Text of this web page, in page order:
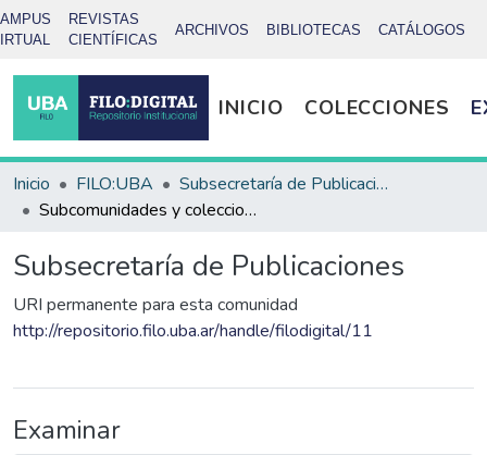
REVISTAS
CIENTÍFICAS
ARCHIVOS BIBLIOTECAS CATÁLOGOS
INICIO COLECCIONES
Inicio FILO:UBA
Subsecretaría de Publicaciones
Subcomunidades y colecciones
Subsecretaría de Publicaciones
URI permanente para esta comunidad
http://repositorio.filo.uba.ar/handle/filodigital/11
Examinar